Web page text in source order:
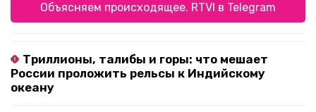
Объясняем происходящее. RTVI в Telegram
Триллионы, талибы и горы: что мешает
России проложить рельсы к Индийскому
океану